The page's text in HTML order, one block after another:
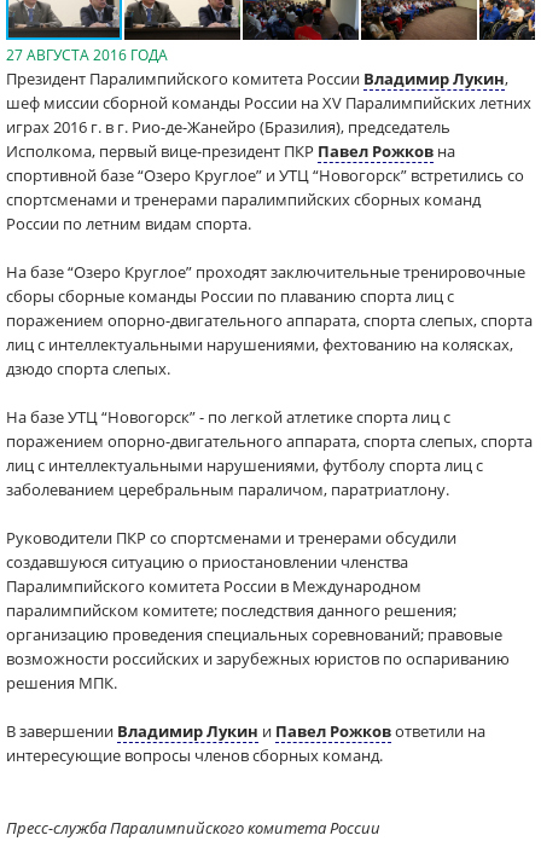
27 АВГУСТА 2016 ГОДА
Президент Паралимпийского комитета России Владимир Лукин,
шеф миссии сборной команды России на XV Паралимпийских летних
играх 2016 г. в г. Рио-де-Жанейро (Бразилия), председатель
Исполкома, первый вице-президент ПКР Павел Рожков на
спортивной базе “Озеро Круглое” и УТЦ “Новогорск” встретились со
спортсменами и тренерами паралимпийских сборных команд
России по летним видам спорта.
На базе “Озеро Круглое” проходят заключительные тренировочные
сборы сборные команды России по плаванию спорта лиц с
поражением опорно-двигательного аппарата, спорта слепых, спорта
лиц с интеллектуальными нарушениями, фехтованию на колясках,
дзюдо спорта слепых.
На базе УТЦ “Новогорск” - по легкой атлетике спорта лиц с
поражением опорно-двигательного аппарата, спорта слепых, спорта
лиц с интеллектуальными нарушениями, футболу спорта лиц с
заболеванием церебральным параличом, паратриатлону.
Руководители ПКР со спортсменами и тренерами обсудили
создавшуюся ситуацию о приостановлении членства
Паралимпийского комитета России в Международном
паралимпийском комитете; последствия данного решения;
организацию проведения специальных соревнований; правовые
возможности российских и зарубежных юристов по оспариванию
решения МПК.
В завершении Владимир Лукин и Павел Рожковответили на
интересующие вопросы членов сборных команд.
Пресс-служба Паралимпийского комитета России